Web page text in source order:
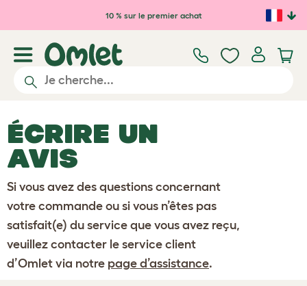
Passer au contenu principal
10 % sur le premier achat
ÉCRIRE UN
AVIS
Si vous avez des questions concernant
votre commande ou si vous n’êtes pas
satisfait(e) du service que vous avez reçu,
veuillez contacter le service client
d’Omlet via notre page d’assistance.